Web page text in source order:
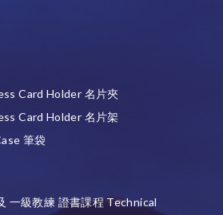
Card Holder 名片夾
Card Holder 名片架
筆袋
一級教練 證書課程 Technical